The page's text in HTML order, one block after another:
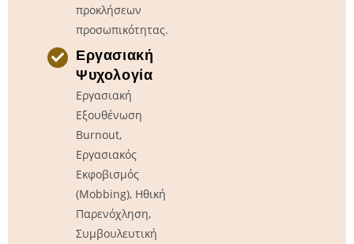
προκλήσεων
προσωπικότητας.
Εργασιακή
Ψυχολογία
Εργασιακή
Εξουθένωση
Burnout,
Εργασιακός
Εκφοβισμός
(Mobbing), Ηθική
Παρενόχληση,
Συμβουλευτική